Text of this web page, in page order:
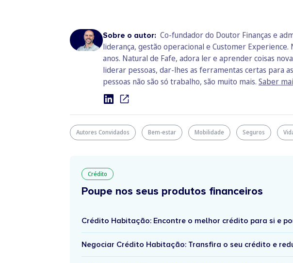
Sobre o autor: Co-fundador do Doutor Finanças e
liderança, gestão operacional e Customer
anos. Natural de Fafe, adora ler e aprender coisas
liderar pessoas, dar-lhes as ferramentas certas para
pessoas não são só trabalho, são muito mais. Saber
Autores Convidados Bem-estar Mobilidade Seguros
Crédito
Poupe nos seus produtos financeiros
Crédito Habitação: Encontre o melhor crédito para si e
Negociar Crédito Habitação: Transfira o seu crédito e